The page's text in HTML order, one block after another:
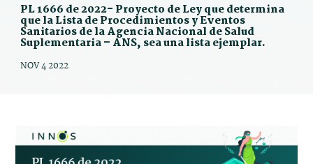
PL 1666 de 2022- Proyecto de Ley que determina
que la Lista de Procedimientos y Eventos
Sanitarios de la Agencia Nacional de Salud
Suplementaria – ANS, sea una lista ejemplar.
NOV 4 2022